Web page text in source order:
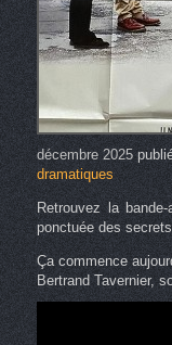
décembre 2025
dramatiques
Retrouvez la
ponctuée des
Ça commence
Bertrand Tavernier,